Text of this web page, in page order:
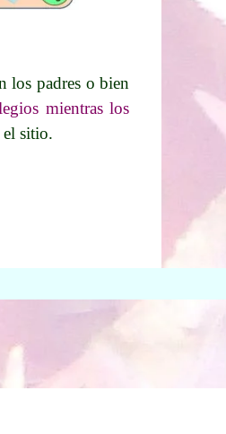
los padres o bien
mientras los
sitio.